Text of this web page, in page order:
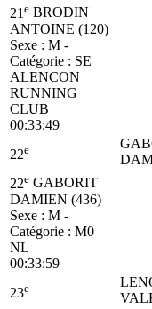
21 e BRODIN
ANTOINE (120)
Sexe : M -
Catégorie : SE
ALENCON
RUNNING
CLUB
00:33:49
22e
22e GABORIT
DAMIEN (436)
Sexe : M -
Catégorie : M0
NL
00:33:59
23e